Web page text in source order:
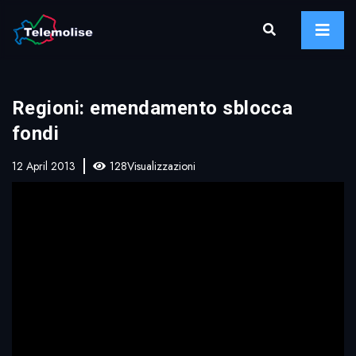
Regioni: emendamento sblocca
fondi
12 April 2013 128Visualizzazioni